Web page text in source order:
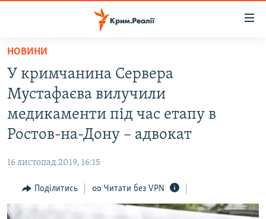
Перейти
основного
матеріалу
Перейти
до
основної
Перейти
пошуку
ВОДА.КРИМ
ВІДЕО ТА ФОТО
ПОЛІТИКА
ІНТЕРВ'Ю
ВСЕ ЗА ДЕНЬ
НОВИНИ
У кримчанина Сервера
Мустафаєва вилучили
медикаменти під час етапу в
Ростов-на-Дону – адвокат
16 листопад 2019, 16:15
Поділитись Читати без VPN